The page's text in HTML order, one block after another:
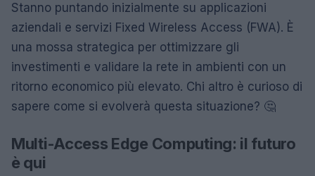
Stanno puntando inizialmente su applicazioni
aziendali e servizi Fixed Wireless Access (FWA). È
una mossa strategica per ottimizzare gli
investimenti e validare la rete in ambienti con un
ritorno economico più elevato. Chi altro è curioso di
sapere come si evolverà questa situazione? 🤔
Multi-Access Edge Computing: il futuro
è qui